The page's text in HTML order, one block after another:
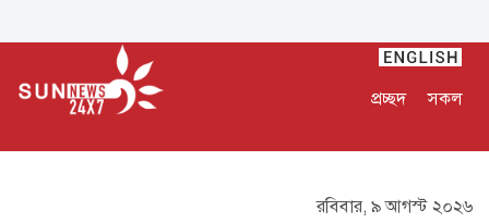
প্রচ্ছদ সকল
রবিবার, ৯ আগস্ট ২০২৬